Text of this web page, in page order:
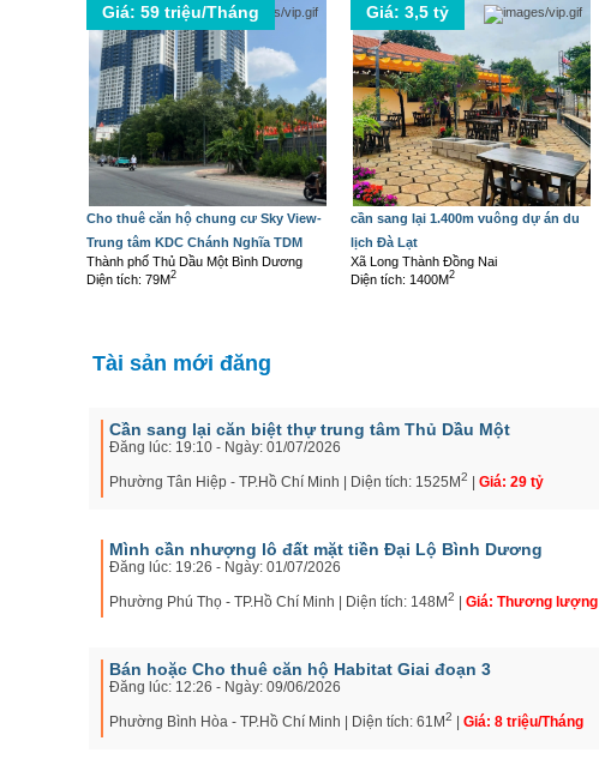
Giá: 59 triệu/Tháng
Cho thuê căn hộ chung cư Sky View-
Trung tâm KDC Chánh Nghĩa TDM
Thành phố Thủ Dầu Một Bình Dương
Diện tích: 79M2
Giá: 3,5 tỷ
cần sang lại 1.400m vuông dự án du
lịch Đà Lạt
Xã Long Thành Đồng Nai
Diện tích: 1400M2
Tài sản mới đăng
Cần sang lại căn biệt thự trung tâm Thủ Dầu Một
Đăng lúc: 19:10 - Ngày: 01/07/2026
Phường Tân Hiệp - TP.Hồ Chí Minh | Diện tích: 1525M2 Giá: 29 tỷ
Mình cần nhượng lô đất mặt tiền Đại Lộ Bình Dương
Đăng lúc: 19:26 - Ngày: 01/07/2026
Phường Phú Thọ - TP.Hồ Chí Minh | Diện tích: 148M2 Giá: Thương lượng
Bán hoặc Cho thuê căn hộ Habitat Giai đoạn 3
Đăng lúc: 12:26 - Ngày: 09/06/2026
Phường Bình Hòa - TP.Hồ Chí Minh | Diện tích: 61M2 Giá: 8 triệu/Tháng